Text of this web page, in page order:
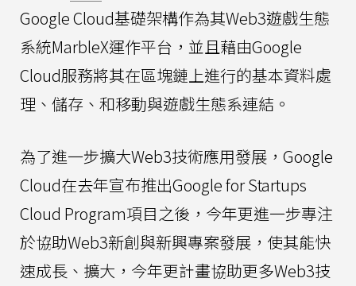
Google Cloud基礎架構作為其Web3遊戲生態
系統MarbleX運作平台，並且藉由Google
Cloud服務將其在區塊鏈上進行的基本資料處
理、儲存、和移動與遊戲生態系連結。
為了進一步擴大Web3技術應用發展，Google
Cloud在去年宣布推出Google for Startups
Cloud Program項目之後，今年更進一步專注
於協助Web3新創與新興專案發展，使其能快
速成長、擴大，今年更計畫協助更多Web3技